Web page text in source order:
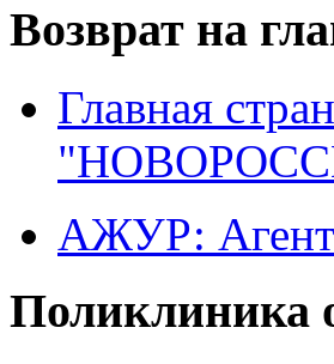
Возврат на
Главная
АЖУР:
Поликлиника